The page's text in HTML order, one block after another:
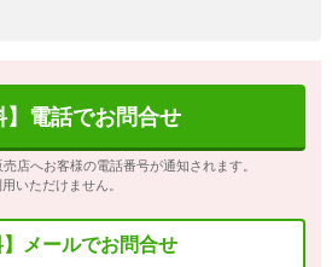
】電話でお問合せ
店へお客様の電話番号が通知されます。
いただけません。
】メールでお問合せ